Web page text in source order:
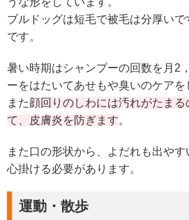
ブルドッグは短毛で被毛は分厚い
です。
暑い時期はシャンプーの回数を月2
ーをはたいてあせもや臭いのケアを
また顔回りのしわには汚れがたま
て、皮膚炎を防ぎます。
また口の形状から、よだれも出や
心掛ける必要があります。
運動・散歩